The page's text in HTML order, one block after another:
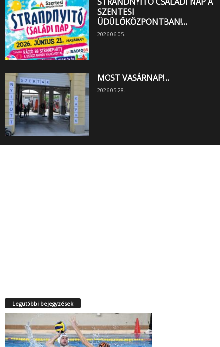
SZENTESI
ÜDÜLŐKÖZPONTBAN!…
2026.06.05.
MOST VASÁRNAP!…
2026.05.28.
Legutóbbi bejegyzések